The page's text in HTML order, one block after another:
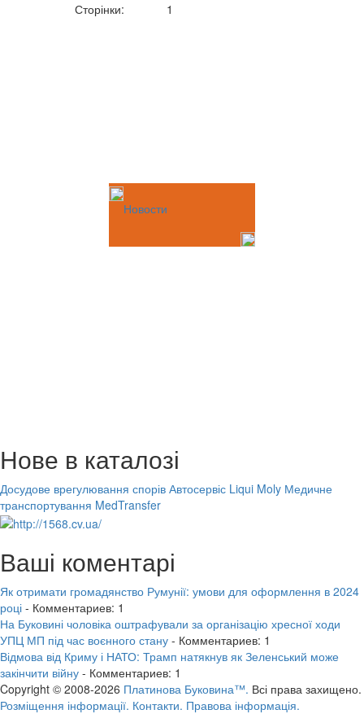
Сторінки: 1
Новости
Нове в каталозі
Досудове врегулювання спорів Автосервіс Liqui Moly Медичне
транспортування MedTransfer
Ваші коментарі
Як отримати громадянство Румунії: умови для оформлення в 2024
році - Комментариев: 1
На Буковині чоловіка оштрафували за організацію хресної ходи
УПЦ МП під час воєнного стану - Комментариев: 1
Відмова від Криму і НАТО: Трамп натякнув як Зеленський може
закінчити війну - Комментариев: 1
Copyright © 2008-2026 Платинова Буковина™. Всі права захищено.
Розміщення інформації. Контакти. Правова інформація.